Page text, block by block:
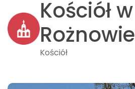
Kościół w
Rożnowie
Kościół